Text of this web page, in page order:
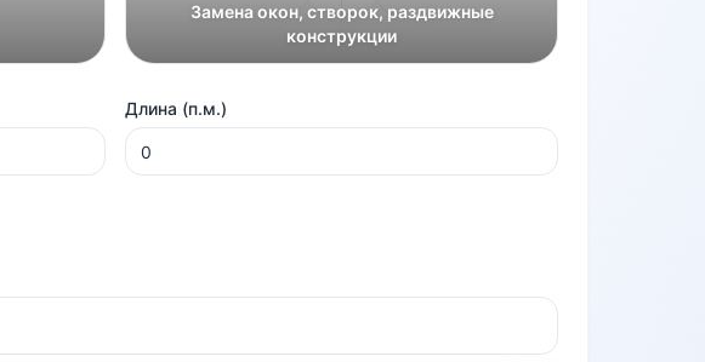
Замена окон, створок, раздвижные
конструкции
Длина (п.м.)